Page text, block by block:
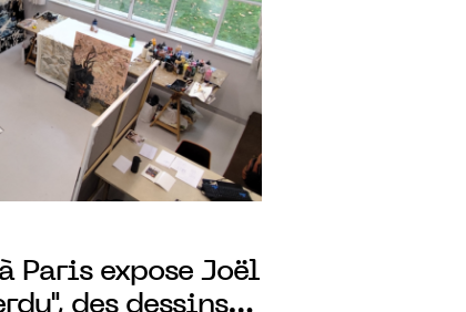
Paris expose Joël
des dessins